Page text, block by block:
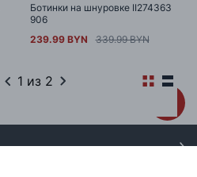
Ботинки на шнуровке II274363
906
239.99 BYN
339.99 BYN
1 из 2